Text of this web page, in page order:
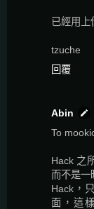
已經用上
tzuche
回覆
Abin
To
Hack 之
而不是一
Hack，
面，這